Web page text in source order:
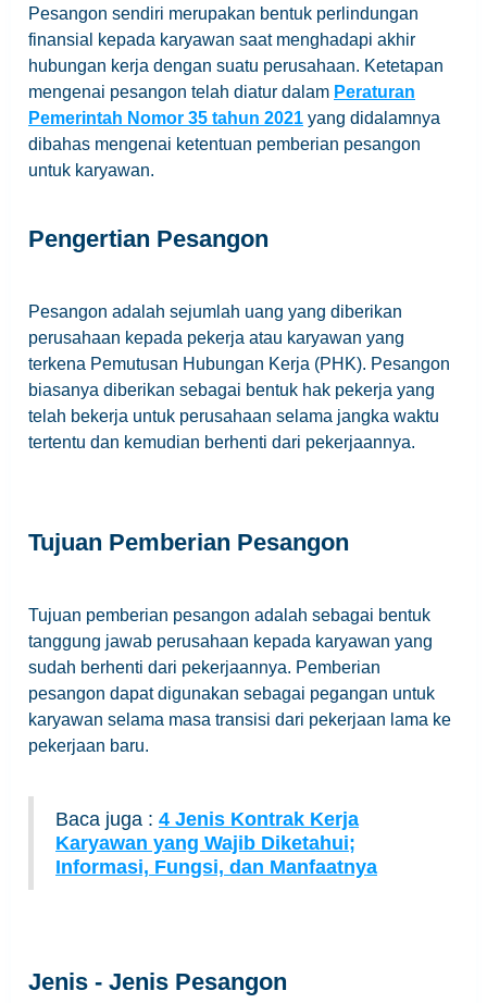
Pesangon sendiri merupakan bentuk perlindungan
finansial kepada karyawan saat menghadapi akhir
hubungan kerja dengan suatu perusahaan. Ketetapan
mengenai pesangon telah diatur dalam Peraturan
Pemerintah Nomor 35 tahun 2021 yang didalamnya
dibahas mengenai ketentuan pemberian pesangon
untuk karyawan.
Pengertian Pesangon
Pesangon adalah sejumlah uang yang diberikan
perusahaan kepada pekerja atau karyawan yang
terkena Pemutusan Hubungan Kerja (PHK). Pesangon
biasanya diberikan sebagai bentuk hak pekerja yang
telah bekerja untuk perusahaan selama jangka waktu
tertentu dan kemudian berhenti dari pekerjaannya.
Tujuan Pemberian Pesangon
Tujuan pemberian pesangon adalah sebagai bentuk
tanggung jawab perusahaan kepada karyawan yang
sudah berhenti dari pekerjaannya. Pemberian
pesangon dapat digunakan sebagai pegangan untuk
karyawan selama masa transisi dari pekerjaan lama ke
pekerjaan baru.
Baca juga : 4 Jenis Kontrak Kerja
Karyawan yang Wajib Diketahui;
Informasi, Fungsi, dan Manfaatnya
Jenis - Jenis Pesangon